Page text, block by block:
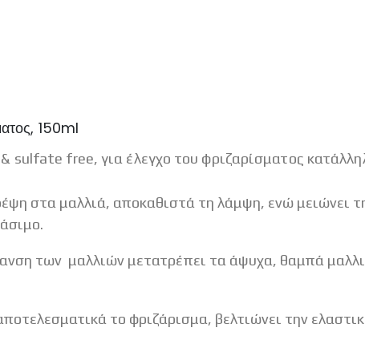
150ml
free, για έλεγχο του φριζαρίσματος
στα μαλλιά, αποκαθιστά τη λάμψη, ενώ μειώνει
των μαλλιών μετατρέπει τα άψυχα, θαμπά
το φριζάρισμα, βελτιώνει την